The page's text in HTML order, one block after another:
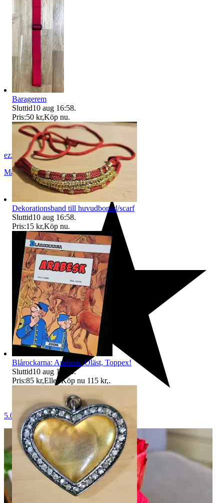
ezzz_ezzz
Malmö,Sverige
5.0
Baragerem
Sluttid10 aug 16:58.
Pris:50 kr,Köp nu.
Dekorationsband till huvudbonad/scarf
Sluttid10 aug 16:58.
Pris:15 kr,Köp nu.
Blårockarna: Arabesk. Oläst, Toppex!
Sluttid10 aug 18:05.
Pris:85 kr,Eller Köp nu 115 kr,.